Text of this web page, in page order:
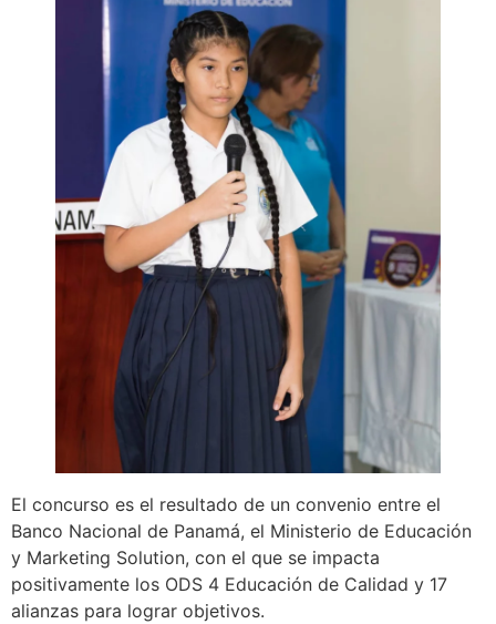
El concurso es el resultado de un convenio entre el
Banco Nacional de Panamá, el Ministerio de Educación
y Marketing Solution, con el que se impacta
positivamente los ODS 4 Educación de Calidad y 17
alianzas para lograr objetivos.